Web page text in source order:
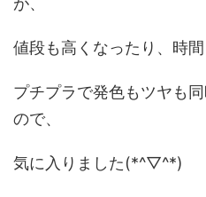
値段も高くなったり、時
プチプラで発色もツヤも
ので、
気に入りました(*^▽^*)